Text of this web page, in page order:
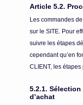
Article 5.2.
Les commandes
sur le SITE. Pour
suivre les étapes
cependant qu’en
CLIENT, les
5.2.1.
d’achat